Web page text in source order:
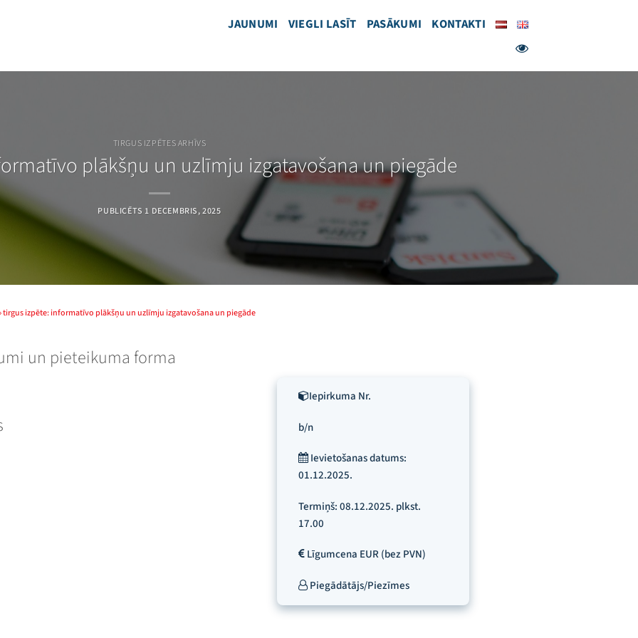
JAUNUMI VIEGLI LASĪT PASĀKUMI KONTAKTI
TIRGUS IZPĒTES ARHĪVS
plākšņu un uzlīmju izgatavošana un piegāde
PUBLICĒTS 1 DECEMBRIS, 2025
tirgus izpēte: informatīvo plākšņu un uzlīmju izgatavošana un piegāde
un pieteikuma forma
Iepirkuma Nr.
b/n
Ievietošanas datums:
01.12.2025.
Termiņš: 08.12.2025. plkst.
17.00
Līgumcena EUR (bez PVN)
Piegādātājs/Piezīmes